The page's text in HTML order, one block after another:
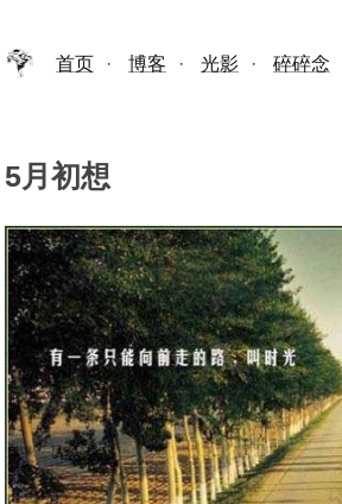
首页 · 博客 · 光影 · 碎碎念
5月初想